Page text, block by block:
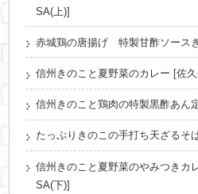
SA(上)]
赤城鶏の唐揚げ 特製甘酢ソース
信州きのこと夏野菜のカレー [佐久
信州きのこと鶏肉の特製黒酢あん
たっぷりきのこの手打ち天ざるそ
信州きのこと夏野菜のやみつきカ
SA(下)]